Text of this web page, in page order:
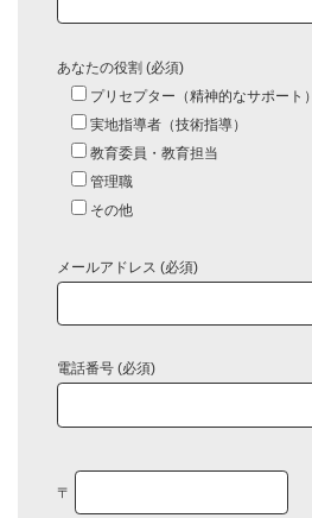
あなたの役割 (必須)
プリセプター（精神的なサポート）
実地指導者（技術指導）
教育委員・教育担当
管理職
その他
メールアドレス (必須)
電話番号 (必須)
〒